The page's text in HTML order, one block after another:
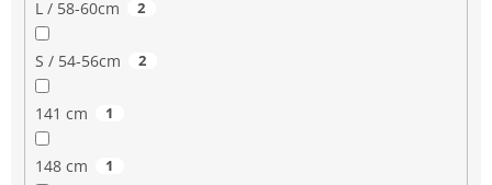
L / 58-60cm 2
S / 54-56cm 2
141 cm 1
148 cm 1